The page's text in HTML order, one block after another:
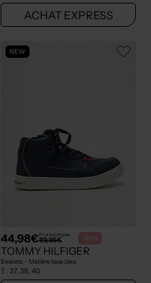
ACHAT EXPRESS
NEW
44,98€Prix boutique :
89,95€ -50%
TOMMY HILFIGER
Baskets - Matière lisse bleu
T : 37, 38, 40